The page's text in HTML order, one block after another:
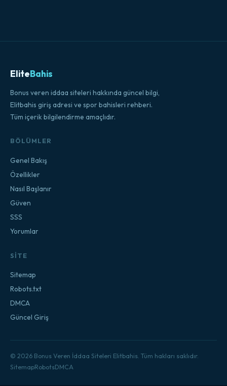
EliteBahis
Bonus veren iddaa siteleri hakkında güncel bilgi,
Elitbahis giriş adresi ve spor bahisleri rehberi.
Tüm içerik bilgilendirme amaçlıdır.
BÖLÜMLER
Genel Bakış
Özellikler
Nasıl Başlanır
Güven
SSS
Yorumlar
SITE
Sitemap
Robots.txt
DMCA
Güncel Giriş
© 2026 Bonus Veren İddaa Siteleri Elitbahis. Tüm hakları saklıdır.
SitemapRobotsDMCA